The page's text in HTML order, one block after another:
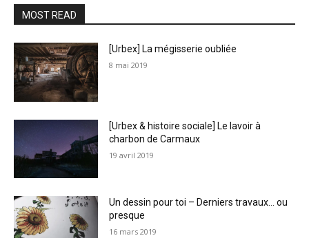
MOST READ
[Urbex] La mégisserie oubliée
8 mai 2019
[Urbex & histoire sociale] Le lavoir à
charbon de Carmaux
19 avril 2019
Un dessin pour toi – Derniers travaux… ou
presque
16 mars 2019